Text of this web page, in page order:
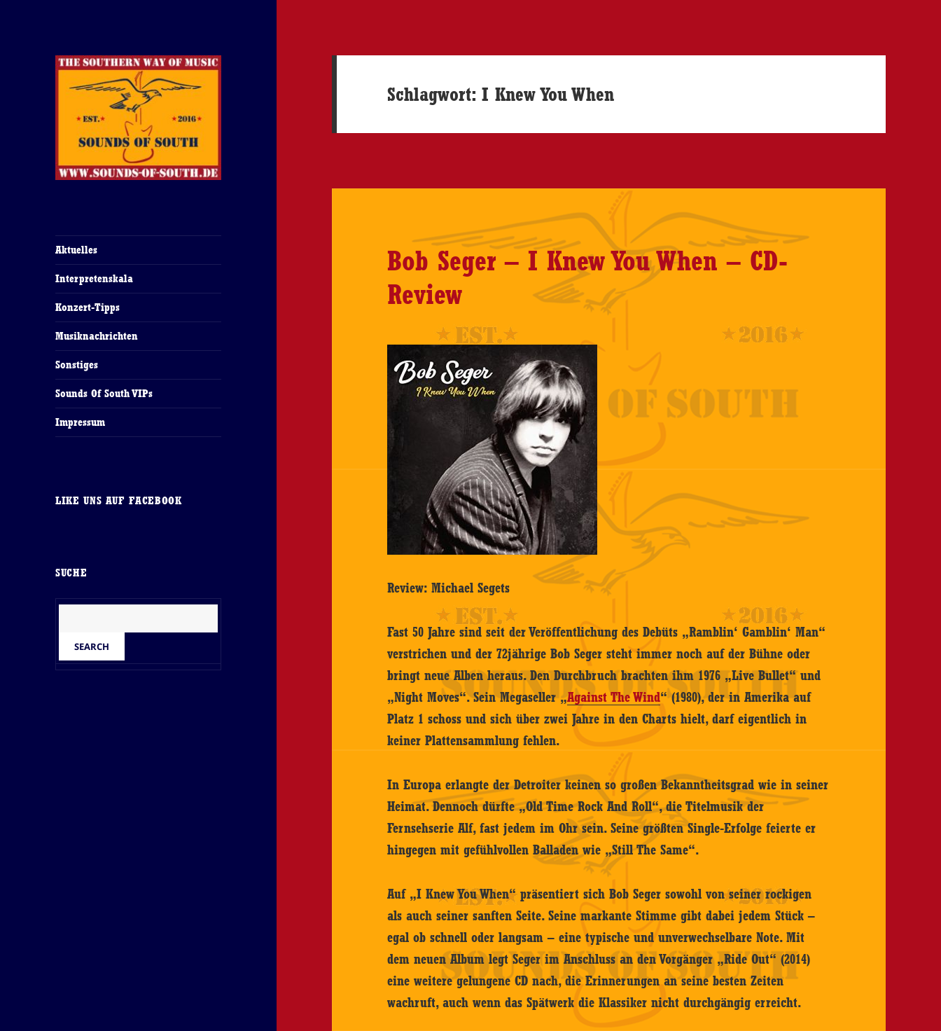
Aktuelles
Interpretenskala
Konzert-Tipps
Musiknachrichten
Sonstiges
Sounds Of South VIPs
Impressum
LIKE UNS AUF FACEBOOK
SUCHE
Schlagwort:I Knew You When
Bob Seger – I Knew You When – CD-
Review
Review: Michael Segets
Fast 50 Jahre sind seit der Veröffentlichung des Debüts „Ramblin‘ Gamblin‘ Man“
verstrichen und der 72jährige Bob Seger steht immer noch auf der Bühne oder
bringt neue Alben heraus. Den Durchbruch brachten ihm 1976 „Live Bullet“ und
„Night Moves“. Sein Megaseller „Against The Wind“ (1980), der in Amerika auf
Platz 1 schoss und sich über zwei Jahre in den Charts hielt, darf eigentlich in
keiner Plattensammlung fehlen.
In Europa erlangte der Detroiter keinen so großen Bekanntheitsgrad wie in seiner
Heimat. Dennoch dürfte „Old Time Rock And Roll“, die Titelmusik der
Fernsehserie Alf, fast jedem im Ohr sein. Seine größten Single-Erfolge feierte er
hingegen mit gefühlvollen Balladen wie „Still The Same“.
Auf „I Knew You When“ präsentiert sich Bob Seger sowohl von seiner rockigen
als auch seiner sanften Seite. Seine markante Stimme gibt dabei jedem Stück –
egal ob schnell oder langsam – eine typische und unverwechselbare Note. Mit
dem neuen Album legt Seger im Anschluss an den Vorgänger „Ride Out“ (2014)
eine weitere gelungene CD nach, die Erinnerungen an seine besten Zeiten
wachruft, auch wenn das Spätwerk die Klassiker nicht durchgängig erreicht.